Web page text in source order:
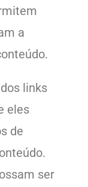
a
links
eles
de
ser